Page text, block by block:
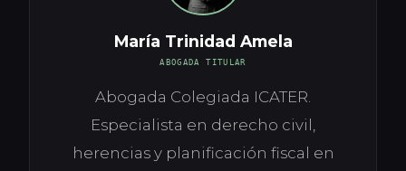
María Trinidad Amela
ABOGADA TITULAR
Abogada Colegiada ICATER.
Especialista en derecho civil,
herencias y planificación fiscal en